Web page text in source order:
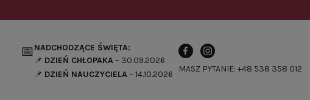
📅NADCHODZĄCE ŚWIĘTA:
📌 DZIEŃ CHŁOPAKA– 30.09.2026
📌 DZIEŃ NAUCZYCIELA– 14.10.2026
MASZ PYTANIE: +48 538 358 012